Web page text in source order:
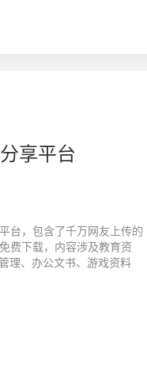
享平台
台，包含了千万网友上传的
费下载，内容涉及教育资
理、办公文书、游戏资料